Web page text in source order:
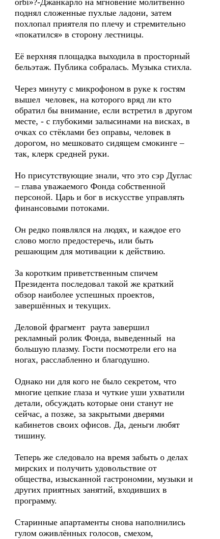
orbi»?-Джанкарло на мгновение молитвенно
поднял сложенные пухлые ладони, затем
похлопал приятеля по плечу и стремительно
«покатился» в сторону лестницы.
Её верхняя площадка выходила в просторный
бельэтаж. Публика собралась. Музыка стихла.
Через минуту с микрофоном в руке к гостям
вышел человек, на которого вряд ли кто
обратил бы внимание, если встретил в другом
месте, - с глубокими залысинами на висках, в
очках со стёклами без оправы, человек в
дорогом, но мешковато сидящем смокинге –
так, клерк средней руки.
Но присутствующие знали, что это сэр Дуглас
– глава уважаемого Фонда собственной
персоной. Царь и бог в искусстве управлять
финансовыми потоками.
Он редко появлялся на людях, и каждое его
слово могло предостеречь, или быть
решающим для мотивации к действию.
За коротким приветственным спичем
Президента последовал такой же краткий
обзор наиболее успешных проектов,
завершённых и текущих.
Деловой фрагмент раута завершил
рекламный ролик Фонда, выведенный на
большую плазму. Гости посмотрели его на
ногах, расслабленно и благодушно.
Однако ни для кого не было секретом, что
многие цепкие глаза и чуткие уши ухватили
детали, обсуждать которые они станут не
сейчас, а позже, за закрытыми дверями
кабинетов своих офисов. Да, деньги любят
тишину.
Теперь же следовало на время забыть о делах
мирских и получить удовольствие от
общества, изысканной гастрономии, музыки и
других приятных занятий, входивших в
программу.
Старинные апартаменты снова наполнились
гулом оживлённых голосов, смехом,